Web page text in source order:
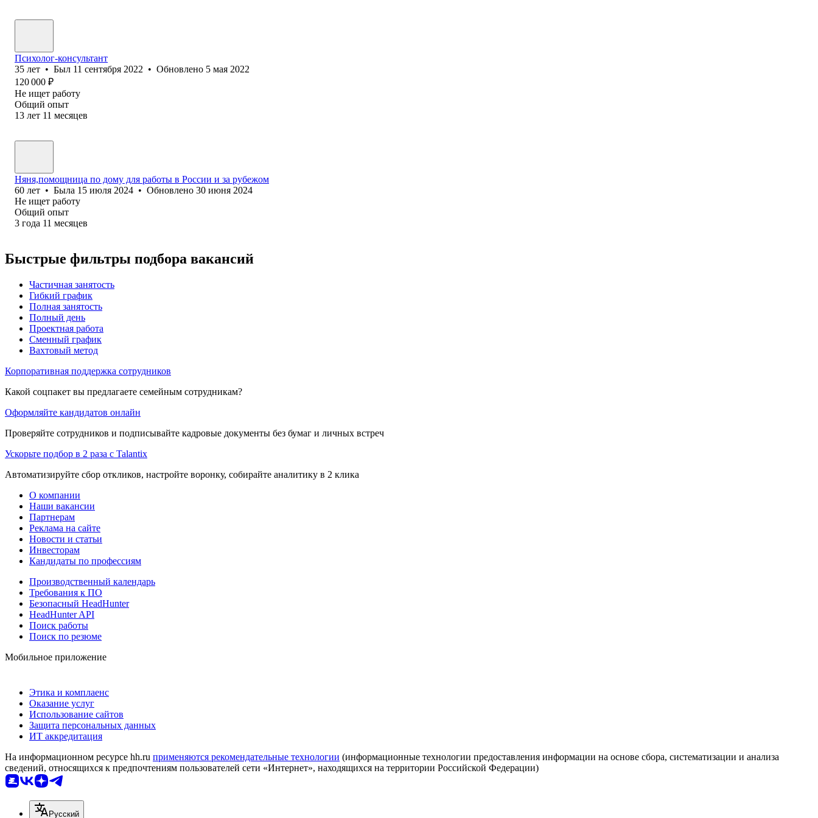
Психолог-консультант
35 лет • Был 11 сентября 2022 • Обновлено 5 мая 2022
120 000 ₽
Не ищет работу
Общий опыт
13 лет 11 месяцев
Няня,помощница по дому для работы в России и за рубежом
60 лет • Была 15 июля 2024 • Обновлено 30 июня 2024
Не ищет работу
Общий опыт
3 года 11 месяцев
Быстрые фильтры подбора вакансий
Частичная занятость
Гибкий график
Полная занятость
Полный день
Проектная работа
Сменный график
Вахтовый метод
Корпоративная поддержка сотрудников
Какой соцпакет вы предлагаете семейным сотрудникам?
Оформляйте кандидатов онлайн
Проверяйте сотрудников и подписывайте кадровые документы без бумаг и личных встреч
Ускорьте подбор в 2 раза с Talantix
Автоматизируйте сбор откликов, настройте воронку, собирайте аналитику в 2 клика
О компании
Наши вакансии
Партнерам
Реклама на сайте
Новости и статьи
Инвесторам
Кандидаты по профессиям
Производственный календарь
Требования к ПО
Безопасный HeadHunter
HeadHunter API
Поиск работы
Поиск по резюме
Мобильное приложение
Этика и комплаенс
Оказание услуг
Использование сайтов
Защита персональных данных
ИТ аккредитация
На информационном ресурсе hh.ru применяются рекомендательные технологии (информационные технологии предоставления информации на основе сбора, систематизации и анализа
сведений, относящихся к предпочтениям пользователей сети «Интернет», находящихся на территории Российской Федерации)
Русский